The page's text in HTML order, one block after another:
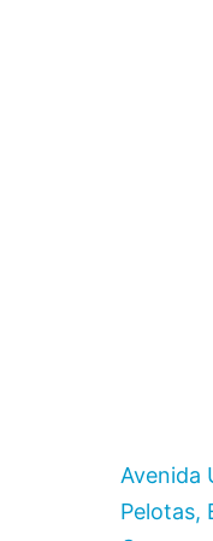
Avenida
Pelotas,